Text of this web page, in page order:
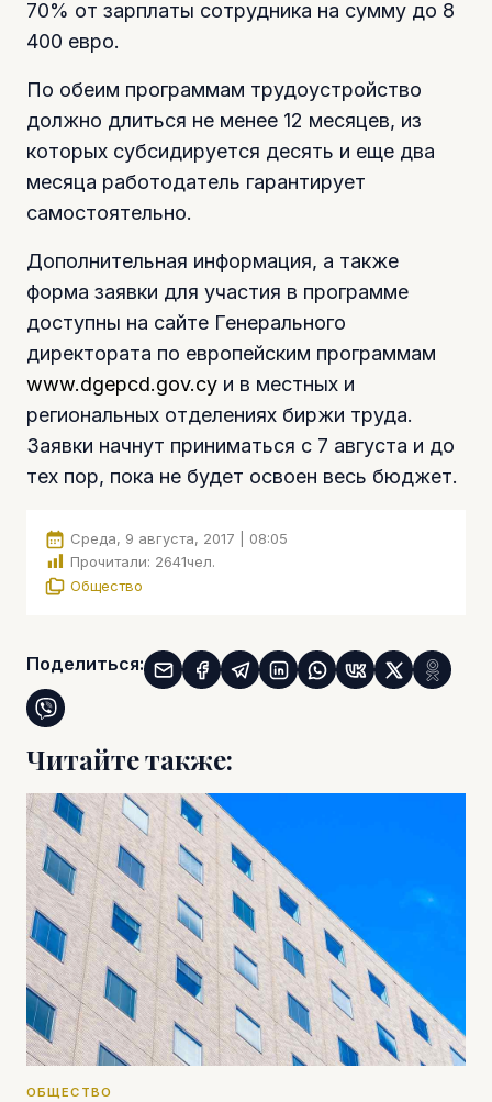
70% от зарплаты сотрудника на сумму до 8
400 евро.
По обеим программам трудоустройство
должно длиться не менее 12 месяцев, из
которых субсидируется десять и еще два
месяца работодатель гарантирует
самостоятельно.
Дополнительная информация, а также
форма заявки для участия в программе
доступны на сайте Генерального
директората по европейским программам
www.dgepcd.gov.cy и в местных и
региональных отделениях биржи труда.
Заявки начнут приниматься с 7 августа и до
тех пор, пока не будет освоен весь бюджет.
Среда, 9 августа, 2017 | 08:05
Прочитали: 2641чел.
Общество
Поделиться:
Читайте также:
ОБЩЕСТВО